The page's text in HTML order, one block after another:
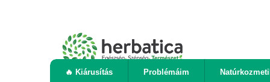
🔥 Kiárusítás Problémáim